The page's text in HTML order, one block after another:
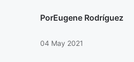
PorEugene Rodríguez
04 May 2021